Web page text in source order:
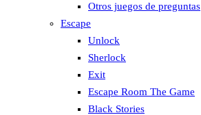
Otros juegos de preguntas
Escape
Unlock
Sherlock
Exit
Escape Room The Game
Black Stories